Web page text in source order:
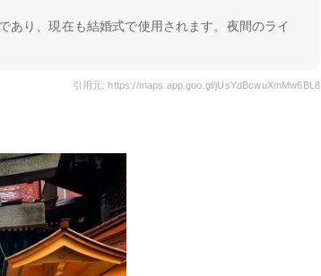
あり、現在も結婚式で使用されます。夜間のライ
引用元: https://maps.app.goo.gl/jUsYdBcwuXmMw6BL8